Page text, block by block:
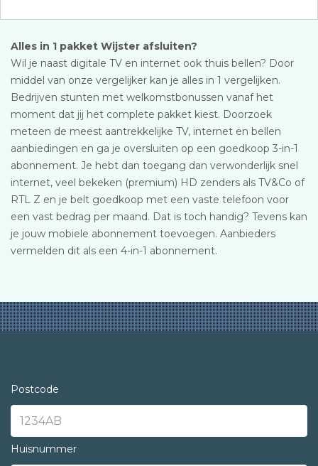
Alles in 1 pakket Wijster afsluiten?
Wil je naast digitale TV en internet ook thuis bellen? Door
middel van onze vergelijker kan je alles in 1 vergelijken.
Bedrijven stunten met welkomstbonussen vanaf het
moment dat jij het complete pakket kiest. Doorzoek
meteen de meest aantrekkelijke TV, internet en bellen
aanbiedingen en ga je oversluiten op een goedkoop 3-in-1
abonnement. Je hebt dan toegang dan verwonderlijk snel
internet, veel bekeken (premium) HD zenders als TV&Co of
RTL Z en je belt goedkoop met een vaste telefoon voor
een vast bedrag per maand. Dat is toch handig? Tevens kan
je jouw mobiele abonnement toevoegen. Aanbieders
vermelden dit als een 4-in-1 abonnement.
Postcode
Huisnummer